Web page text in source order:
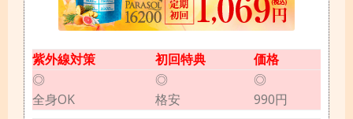
紫外線対策 初回特典
価格
◎
全身OK
◎
格安
◎
990円